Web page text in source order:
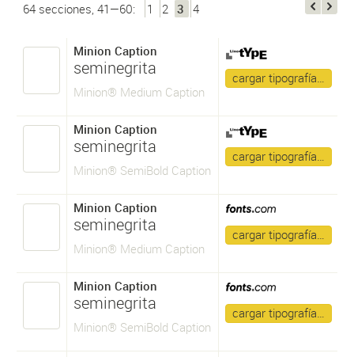
64 secciones, 41—60: 1 2 3 4
Minion Caption
seminegrita
Minion® Medium Caption
cargar tipografía…
Minion Caption
seminegrita
Minion® SemiBold Caption
cargar tipografía…
Minion Caption
seminegrita
Minion® Medium Caption
cargar tipografía…
Minion Caption
seminegrita
Minion® SemiBold Caption
cargar tipografía…